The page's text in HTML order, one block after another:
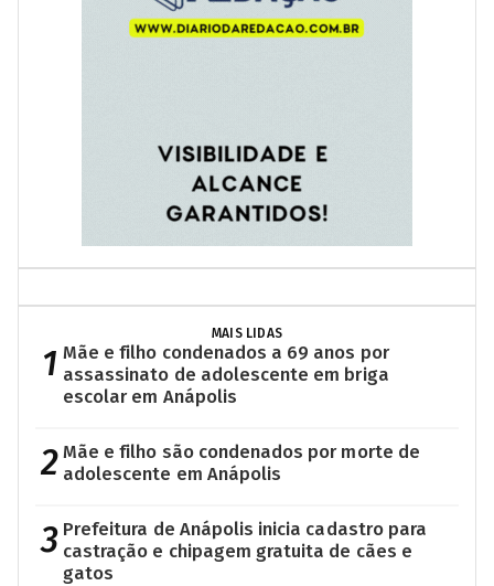
MAIS LIDAS
1 Mãe e filho condenados a 69 anos por
assassinato de adolescente em briga
escolar em Anápolis
2 Mãe e filho são condenados por morte de
adolescente em Anápolis
3 Prefeitura de Anápolis inicia cadastro para
castração e chipagem gratuita de cães e
gatos